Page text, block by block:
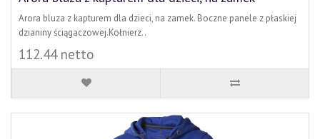
Arora bluza z kapturem dla dzieci, na zamek. Boczne panele z płaskiej
dzianiny ściągaczowej.Kołnierz..
112.44 netto